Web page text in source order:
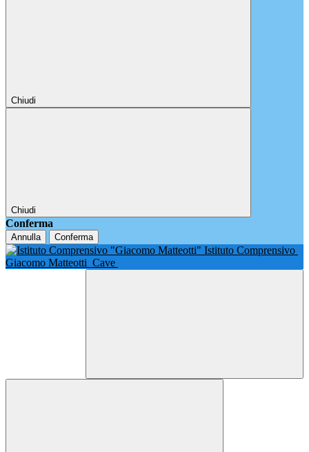
Chiudi
Chiudi
Conferma
Annulla Conferma
Istituto Comprensivo
Giacomo Matteotti Cave